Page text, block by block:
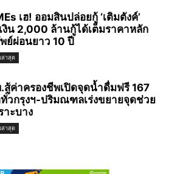
เฮ! ออมสินปล่อยกู้ ‘เติมตังค์’
งิน 2,000 ล้านกู้ได้เต็มราคาหลัก
ย์ผ่อนยาว 10 ปี
ล่าสุด
สู้ค่าครองชีพเปิดจุดน้ำดื่มฟรี 167
วกรุงฯ-ปริมณฑลเร่งขยายจุดช่วย
าะบาง
ล่าสุด